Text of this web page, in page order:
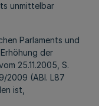
unmittelbar
Parlaments und
der
25.11.2005, S.
2009 (ABl. L87
ist,